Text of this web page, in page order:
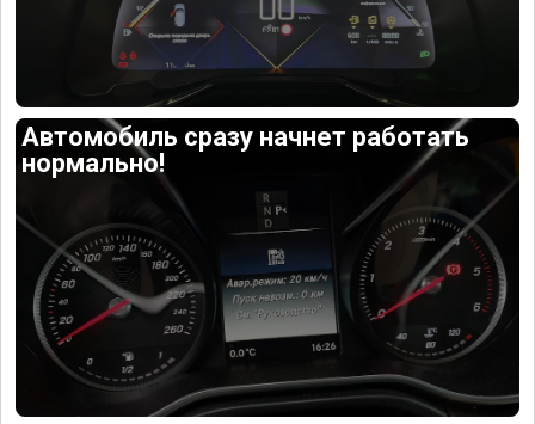
Автомобиль сразу начнет работать
нормально!